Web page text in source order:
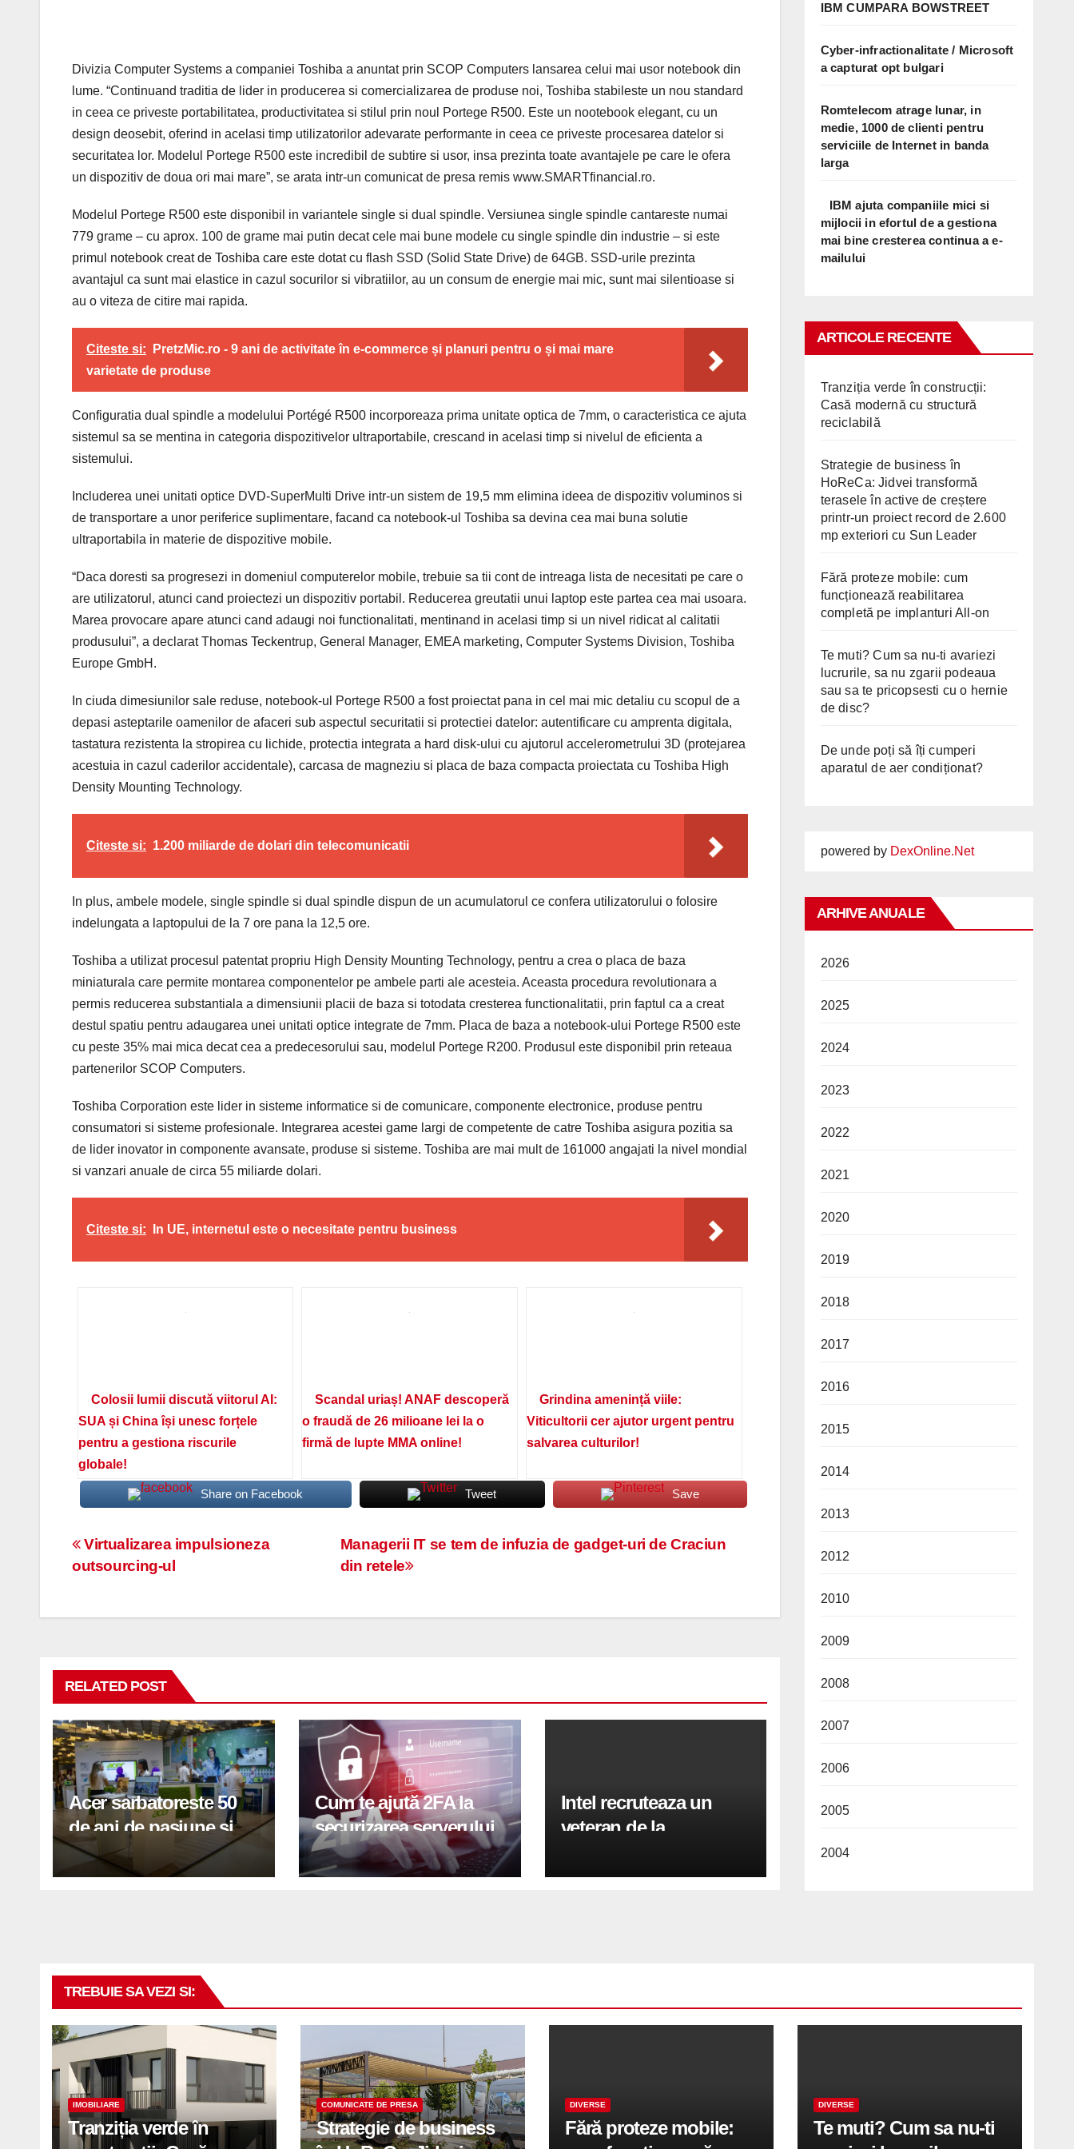
Divizia Computer Systems a companiei Toshiba a anuntat prin SCOP Computers lansarea celui mai usor notebook din
lume. “Continuand traditia de lider in producerea si comercializarea de produse noi, Toshiba stabileste un nou standard
in ceea ce priveste portabilitatea, productivitatea si stilul prin noul Portege R500. Este un nootebook elegant, cu un
design deosebit, oferind in acelasi timp utilizatorilor adevarate performante in ceea ce priveste procesarea datelor si
securitatea lor. Modelul Portege R500 este incredibil de subtire si usor, insa prezinta toate avantajele pe care le ofera
un dispozitiv de doua ori mai mare”, se arata intr-un comunicat de presa remis www.SMARTfinancial.ro.
Modelul Portege R500 este disponibil in variantele single si dual spindle. Versiunea single spindle cantareste numai
779 grame – cu aprox. 100 de grame mai putin decat cele mai bune modele cu single spindle din industrie – si este
primul notebook creat de Toshiba care este dotat cu flash SSD (Solid State Drive) de 64GB. SSD-urile prezinta
avantajul ca sunt mai elastice in cazul socurilor si vibratiilor, au un consum de energie mai mic, sunt mai silentioase si
au o viteza de citire mai rapida.
Citeste si:
PretzMic.ro - 9 ani de activitate în e-commerce și planuri pentru o și mai mare
varietate de produse
Configuratia dual spindle a modelului Portégé R500 incorporeaza prima unitate optica de 7mm, o caracteristica ce ajuta
sistemul sa se mentina in categoria dispozitivelor ultraportabile, crescand in acelasi timp si nivelul de eficienta a
sistemului.
Includerea unei unitati optice DVD-SuperMulti Drive intr-un sistem de 19,5 mm elimina ideea de dispozitiv voluminos si
de transportare a unor periferice suplimentare, facand ca notebook-ul Toshiba sa devina cea mai buna solutie
ultraportabila in materie de dispozitive mobile.
“Daca doresti sa progresezi in domeniul computerelor mobile, trebuie sa tii cont de intreaga lista de necesitati pe care o
are utilizatorul, atunci cand proiectezi un dispozitiv portabil. Reducerea greutatii unui laptop este partea cea mai usoara.
Marea provocare apare atunci cand adaugi noi functionalitati, mentinand in acelasi timp si un nivel ridicat al calitatii
produsului”, a declarat Thomas Teckentrup, General Manager, EMEA marketing, Computer Systems Division, Toshiba
Europe GmbH.
In ciuda dimesiunilor sale reduse, notebook-ul Portege R500 a fost proiectat pana in cel mai mic detaliu cu scopul de a
depasi asteptarile oamenilor de afaceri sub aspectul securitatii si protectiei datelor: autentificare cu amprenta digitala,
tastatura rezistenta la stropirea cu lichide, protectia integrata a hard disk-ului cu ajutorul accelerometrului 3D (protejarea
acestuia in cazul caderilor accidentale), carcasa de magneziu si placa de baza compacta proiectata cu Toshiba High
Density Mounting Technology.
Citeste si: 1.200 miliarde de dolari din telecomunicatii
In plus, ambele modele, single spindle si dual spindle dispun de un acumulatorul ce confera utilizatorului o folosire
indelungata a laptopului de la 7 ore pana la 12,5 ore.
Toshiba a utilizat procesul patentat propriu High Density Mounting Technology, pentru a crea o placa de baza
miniaturala care permite montarea componentelor pe ambele parti ale acesteia. Aceasta procedura revolutionara a
permis reducerea substantiala a dimensiunii placii de baza si totodata cresterea functionalitatii, prin faptul ca a creat
destul spatiu pentru adaugarea unei unitati optice integrate de 7mm. Placa de baza a notebook-ului Portege R500 este
cu peste 35% mai mica decat cea a predecesorului sau, modelul Portege R200. Produsul este disponibil prin reteaua
partenerilor SCOP Computers.
Toshiba Corporation este lider in sisteme informatice si de comunicare, componente electronice, produse pentru
consumatori si sisteme profesionale. Integrarea acestei game largi de competente de catre Toshiba asigura pozitia sa
de lider inovator in componente avansate, produse si sisteme. Toshiba are mai mult de 161000 angajati la nivel mondial
si vanzari anuale de circa 55 miliarde dolari.
Citeste si: In UE, internetul este o necesitate pentru business
Colosii lumii discută viitorul AI:
SUA și China își unesc forțele
pentru a gestiona riscurile
globale!
Scandal uriaș! ANAF descoperă
o fraudă de 26 milioane lei la o
firmă de lupte MMA online!
Grindina amenință viile:
Viticultorii cer ajutor urgent pentru
salvarea culturilor!
Share on Facebook Tweet Save
Navigare
articole
Managerii IT se tem de infuzia de gadget-uri de Craciun
din retele
Virtualizarea impulsioneza
outsourcing-ul
RELATED POST
Acer sarbatoreste 50
de ani de pasiune si
inovatie
Cum te ajută 2FA la
securizarea serverului
tău cPanel în 2026
Intel recruteaza un
veteran de la
conduce divizia GPU
IBM CUMPARA BOWSTREET
Cyber-infractionalitate / Microsoft
a capturat opt bulgari
Romtelecom atrage lunar, in
medie, 1000 de clienti pentru
serviciile de Internet in banda
larga
IBM ajuta companiile mici si
mijlocii in efortul de a gestiona
mai bine cresterea continua a e-
mailului
ARTICOLE RECENTE
Tranziția verde în construcții:
Casă modernă cu structură
reciclabilă
Strategie de business în
HoReCa: Jidvei transformă
terasele în active de creștere
printr-un proiect record de 2.600
mp exteriori cu Sun Leader
Fără proteze mobile: cum
funcționează reabilitarea
completă pe implanturi All-on
Te muti? Cum sa nu-ti avariezi
lucrurile, sa nu zgarii podeaua
sau sa te pricopsesti cu o hernie
de disc?
De unde poți să îți cumperi
aparatul de aer condiționat?
powered by DexOnline.Net
ARHIVE ANUALE
2026
2025
2024
2023
2022
2021
2020
2019
2018
2017
2016
2015
2014
2013
2012
2010
2009
2008
2007
2006
2005
2004
TREBUIE SA VEZI SI:
IMOBILIARE
Tranziția verde în
COMUNICATE DE PRESA
Strategie de business
DIVERSE
Fără proteze mobile:
DIVERSE
Te muti? Cum sa nu-ti